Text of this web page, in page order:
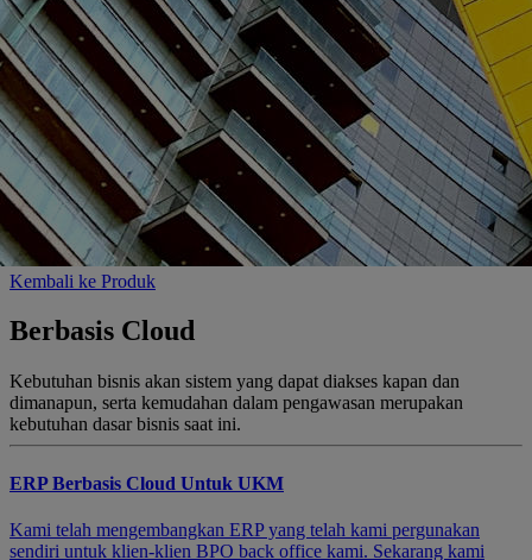
Kembali ke Produk
Berbasis Cloud
Kebutuhan bisnis akan sistem yang dapat diakses kapan dan
dimanapun, serta kemudahan dalam pengawasan merupakan
kebutuhan dasar bisnis saat ini.
ERP Berbasis Cloud Untuk UKM
Kami telah mengembangkan ERP yang telah kami pergunakan
sendiri untuk klien-klien BPO back office kami. Sekarang kami